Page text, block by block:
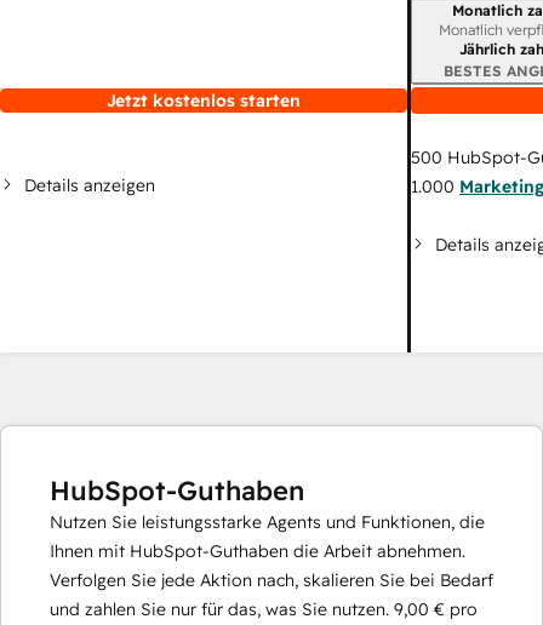
Jetzt kostenlos starten
Details anzeigen
Monatlich
Monatlich
Jährlich
BESTES
500 HubSpot-
1.000
Details
HubSpot-Guthaben
Nutzen Sie leistungsstarke Agents und Funktionen, die
Ihnen mit HubSpot-Guthaben die Arbeit abnehmen.
Verfolgen Sie jede Aktion nach, skalieren Sie bei Bedarf
und zahlen Sie nur für das, was Sie nutzen. 9,00 € pro